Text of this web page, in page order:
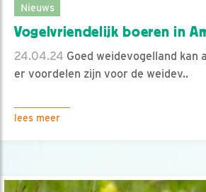
Nieuws
Vogelvriendelijk boeren in
24.04.24 Goed weidevogelland kan
er voordelen zijn voor de weidev..
lees meer